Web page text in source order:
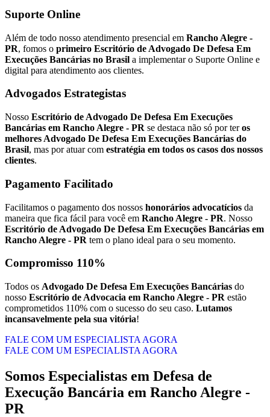
Suporte Online
Além de todo nosso atendimento presencial em Rancho Alegre -
PR, fomos o primeiro Escritório de Advogado De Defesa Em
Execuções Bancárias no Brasil a implementar o Suporte Online e
digital para atendimento aos clientes.
Advogados Estrategistas
Nosso Escritório de Advogado De Defesa Em Execuções
Bancárias em Rancho Alegre - PR se destaca não só por teros
melhores Advogado De Defesa Em Execuções Bancárias do
Brasil, mas por atuar com estratégia em todos os casos dos nossos
clientes.
Pagamento Facilitado
Facilitamos o pagamento dos nossos honorários advocatícios da
maneira que fica fácil para você em Rancho Alegre - PR. Nosso
Escritório de Advogado De Defesa Em Execuções Bancárias em
Rancho Alegre - PR tem o plano ideal para o seu momento.
Compromisso 110%
Todos os Advogado De Defesa Em Execuções Bancárias do
nosso Escritório de Advocacia em Rancho Alegre - PR estão
comprometidos 110% com o sucesso do seu caso. Lutamos
incansavelmente pela sua vitória!
FALE COM UM ESPECIALISTA AGORA
FALE COM UM ESPECIALISTA AGORA
Somos Especialistas em Defesa de
Execução Bancária em Rancho Alegre -
PR